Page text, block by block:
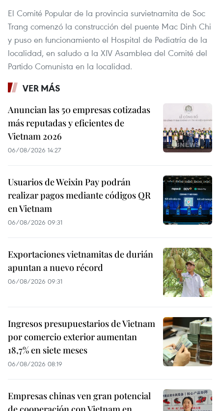
El Comité Popular de la provincia survietnamita de Soc
Trang comenzó la construcción del puente Mac Dinh Chi
y puso en funcionamiento el Hospital de Pediatría de la
localidad, en saludo a la XIV Asamblea del Comité del
Partido Comunista en la localidad.
VER MÁS
Anuncian las 50 empresas cotizadas
más reputadas y eficientes de
Vietnam 2026
06/08/2026 14:27
Usuarios de Weixin Pay podrán
realizar pagos mediante códigos QR
en Vietnam
06/08/2026 09:31
Exportaciones vietnamitas de durián
apuntan a nuevo récord
06/08/2026 09:31
Ingresos presupuestarios de Vietnam
por comercio exterior aumentan
18,7% en siete meses
06/08/2026 08:19
Empresas chinas ven gran potencial